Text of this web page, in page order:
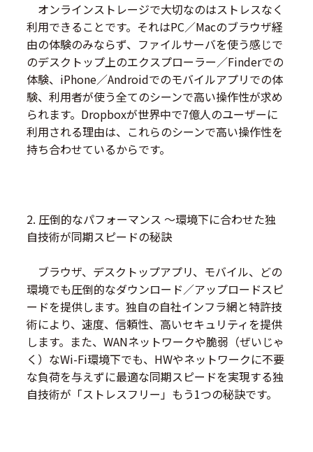
オンラインストレージで大切なのはストレスなく
利用できることです。それはPC／Macのブラウザ経
由の体験のみならず、ファイルサーバを使う感じで
のデスクトップ上のエクスプローラー／Finderでの
体験、iPhone／Androidでのモバイルアプリでの体
験、利用者が使う全てのシーンで高い操作性が求め
られます。Dropboxが世界中で7億人のユーザーに
利用される理由は、これらのシーンで高い操作性を
持ち合わせているからです。
2. 圧倒的なパフォーマンス 〜環境下に合わせた独
自技術が同期スピードの秘訣
ブラウザ、デスクトップアプリ、モバイル、どの
環境でも圧倒的なダウンロード／アップロードスピ
ードを提供します。独自の自社インフラ網と特許技
術により、速度、信頼性、高いセキュリティを提供
します。また、WANネットワークや脆弱（ぜいじゃ
く）なWi-Fi環境下でも、HWやネットワークに不要
な負荷を与えずに最適な同期スピードを実現する独
自技術が「ストレスフリー」もう1つの秘訣です。